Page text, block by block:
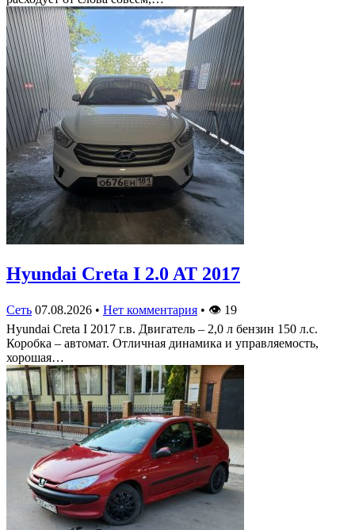
Hyundai Creta I 2.0 AT 2017
Сеть 07.08.2026 • Нет комментария • 👁 19
Hyundai Creta I 2017 г.в. Двигатель – 2,0 л бензин 150 л.с.
Коробка – автомат. Отличная динамика и управляемость,
хорошая…